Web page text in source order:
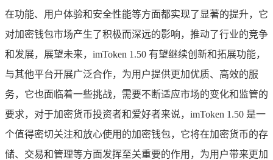
在功能、用户体验和安全性能等方面都实现了显著的提升，它
对加密钱包市场产生了积极而深远的影响，推动了行业的竞争
和发展，展望未来，imToken 1.50 有望继续创新和拓展功能，
与其他平台开展广泛合作，为用户提供更加优质、高效的服
务，它也面临着一些挑战，需要不断适应市场的变化和监管的
要求，对于加密货币投资者和爱好者来说，imToken 1.50 是一
个值得密切关注和放心使用的加密钱包，它将在加密货币的存
储、交易和管理等方面发挥至关重要的作用，为用户带来更加